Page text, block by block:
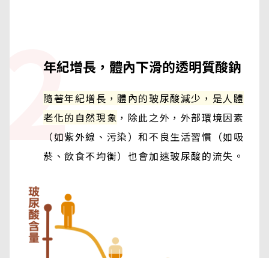
2
年紀增長，體內下滑的透明質酸鈉
隨著年紀增長，體內的玻尿酸減少，是人體
老化的自然現象 ，除此之外，外部環境因素
（如紫外線、污染）和不良生活習慣（如吸
菸、飲食不均衡）也會加速玻尿酸的流失。